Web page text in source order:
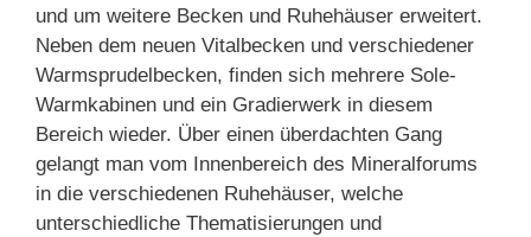
und um weitere Becken und Ruhehäuser erweitert.
Neben dem neuen Vitalbecken und verschiedener
Warmsprudelbecken, finden sich mehrere Sole-
Warmkabinen und ein Gradierwerk in diesem
Bereich wieder. Über einen überdachten Gang
gelangt man vom Innenbereich des Mineralforums
in die verschiedenen Ruhehäuser, welche
unterschiedliche Thematisierungen und